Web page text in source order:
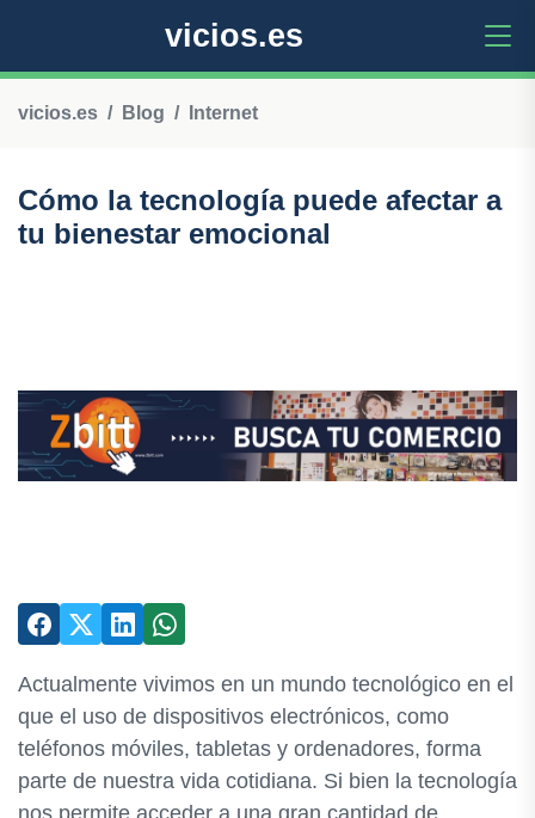
vicios.es
vicios.es Blog Internet
Cómo la tecnología puede afectar a
tu bienestar emocional
Actualmente vivimos en un mundo tecnológico en el
que el uso de dispositivos electrónicos, como
teléfonos móviles, tabletas y ordenadores, forma
parte de nuestra vida cotidiana. Si bien la tecnología
nos permite acceder a una gran cantidad de